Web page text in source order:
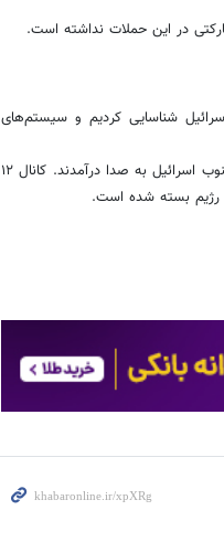
در این حملات نداشته است.
شناسایی کردیم و سیستم‌های
پس از شناسایی موشک‌هایی از یمن، آژیرها در منطقه تل‌آویو بزرگ در مرکز و جنوب اسرائیل به صدا درآمدند. کانال ۱۲
رژیم بسته شده است.